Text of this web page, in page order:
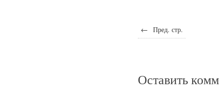
← Пред. стр.
Оставить